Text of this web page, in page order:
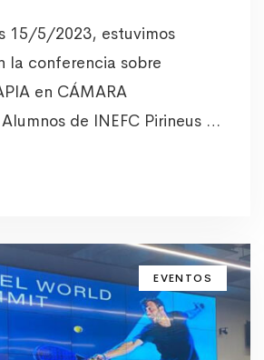
15/5/2023, estuvimos
la conferencia sobre
en CÁMARA
Alumnos de INEFC Pirineus …
EVENTOS